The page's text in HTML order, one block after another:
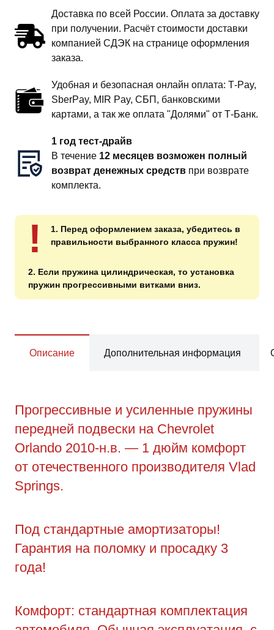
Доставка по всей России. Оплата за доставку
при получении. Расчёт стоимости доставки
компанией СДЭК на странице оформления
заказа.
Удобная и безопасная онлайн оплата: T‑Pay,
SberPay, MIR Pay, СБП, банковскими
картами, а так же оплата "Долями" от Т-Банк.
1 год тест-драйв
В течение 12 месяцев возможен полный
возврат денежных средств при возврате
комплекта.
!
1. Перед оформлением заказа, убедитесь в
правильности выбранного класса пружин!
2. Если пружина цилиндрическая, то установка
пружин прогрессивными витками вниз.
Описание Дополнительная информация
Прогрессивные и усиленные пружины
передней подвески на Chevrolet
Orlando 2010-н.в. — 1 дюйм комфорт
от отечественного производителя Vlad
Springs.
Под стандартные амортизаторы!
Гарантия на поломку и просадку 3
года!
Комфорт: стандартная комплектация